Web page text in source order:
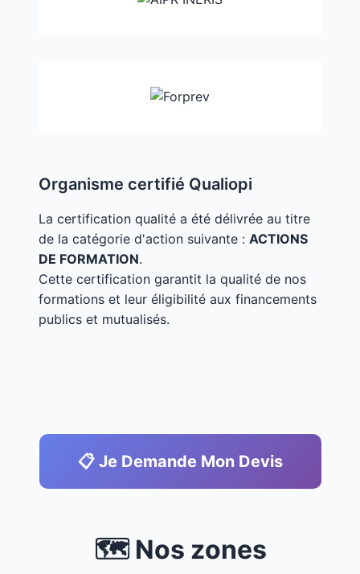
Organisme certifié Qualiopi
La certification qualité a été délivrée au titre
de la catégorie d'action suivante : ACTIONS
DE FORMATION.
Cette certification garantit la qualité de nos
formations et leur éligibilité aux financements
publics et mutualisés.
📋 Je Demande Mon Devis
🗺️ Nos zones